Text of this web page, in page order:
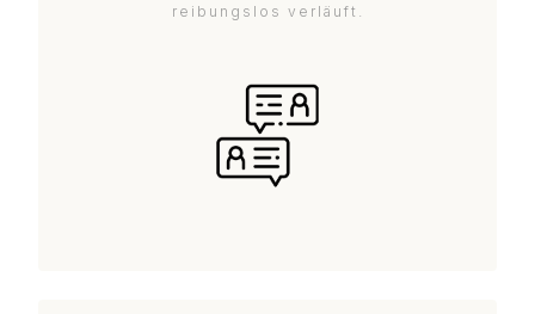
reibungslos verläuft.